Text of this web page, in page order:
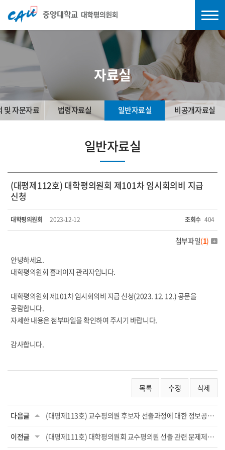
자료실
및 자문자료 법령자료실 일반자료실 비공개자료실
일반자료실
(대평제112호) 대학평의원회 제101차 임시회의비 지급
신청
대학평의원회 2023-12-12 조회수 404
첨부파일(1)
안녕하세요.
대학평의원회 홈페이지 관리자입니다.
대학평의원회 제101차 임시회의비 지급 신청(2023. 12. 12.) 공문을
공람합니다.
자세한 내용은 첨부파일을 확인하여 주시기 바랍니다.
감사합니다.
목록 수정 삭제
다음글 (대평제113호) 교수평의원 후보자 선출과정에 대한 정보공개 요청
이전글 (대평제111호) 대학평의원회 교수평의원 선출 관련 문제제기와 조치요망